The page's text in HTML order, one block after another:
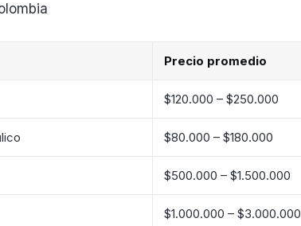
Precio promedio
$120.000 – $250.000
$80.000 – $180.000
$500.000 – $1.500.000
$1.000.000 – $3.000.000